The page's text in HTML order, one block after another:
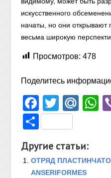
искусственного
начаты, но они открывают
весьма широкую
Просмотров: 478
Поделитесь
Facebook
Twitter
Отправить
Другие статьи:
ОТРЯД
ANSERIFORMES